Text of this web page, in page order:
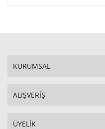
KURUMSAL
ALIŞVERİŞ
ÜYELİK